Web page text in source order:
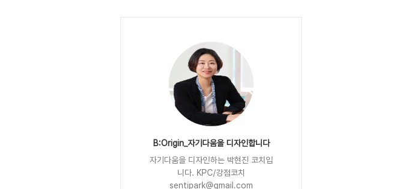
B:Origin_자기다움을 디자인합니다
자기다움을 디자인하는 박현진 코치입
니다. KPC/강점코치
sentipark@gmail.com